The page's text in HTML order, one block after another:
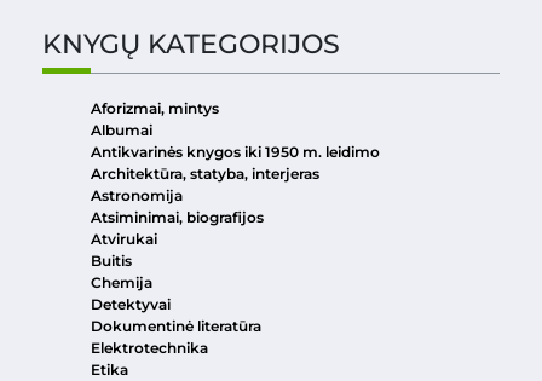
KNYGŲ KATEGORIJOS
Aforizmai, mintys
Albumai
Antikvarinės knygos iki 1950 m. leidimo
Architektūra, statyba, interjeras
Astronomija
Atsiminimai, biografijos
Atvirukai
Buitis
Chemija
Detektyvai
Dokumentinė literatūra
Elektrotechnika
Etika